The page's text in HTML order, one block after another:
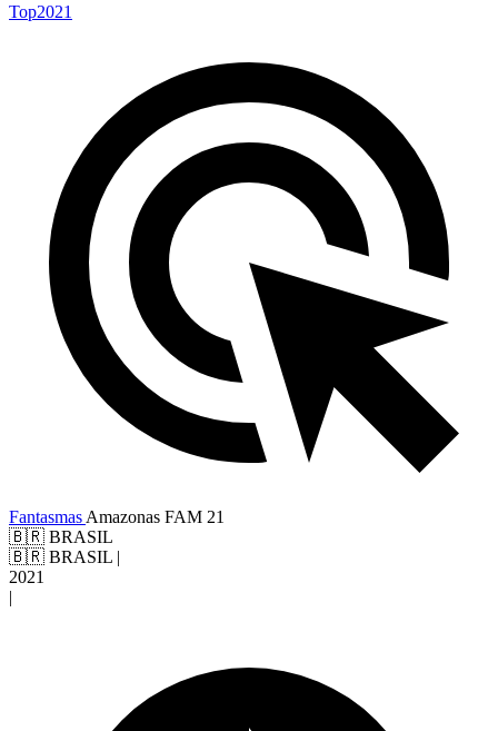
Top2021
Fantasmas Amazonas FAM 21
🇧🇷 BRASIL
🇧🇷 BRASIL |
2021
|